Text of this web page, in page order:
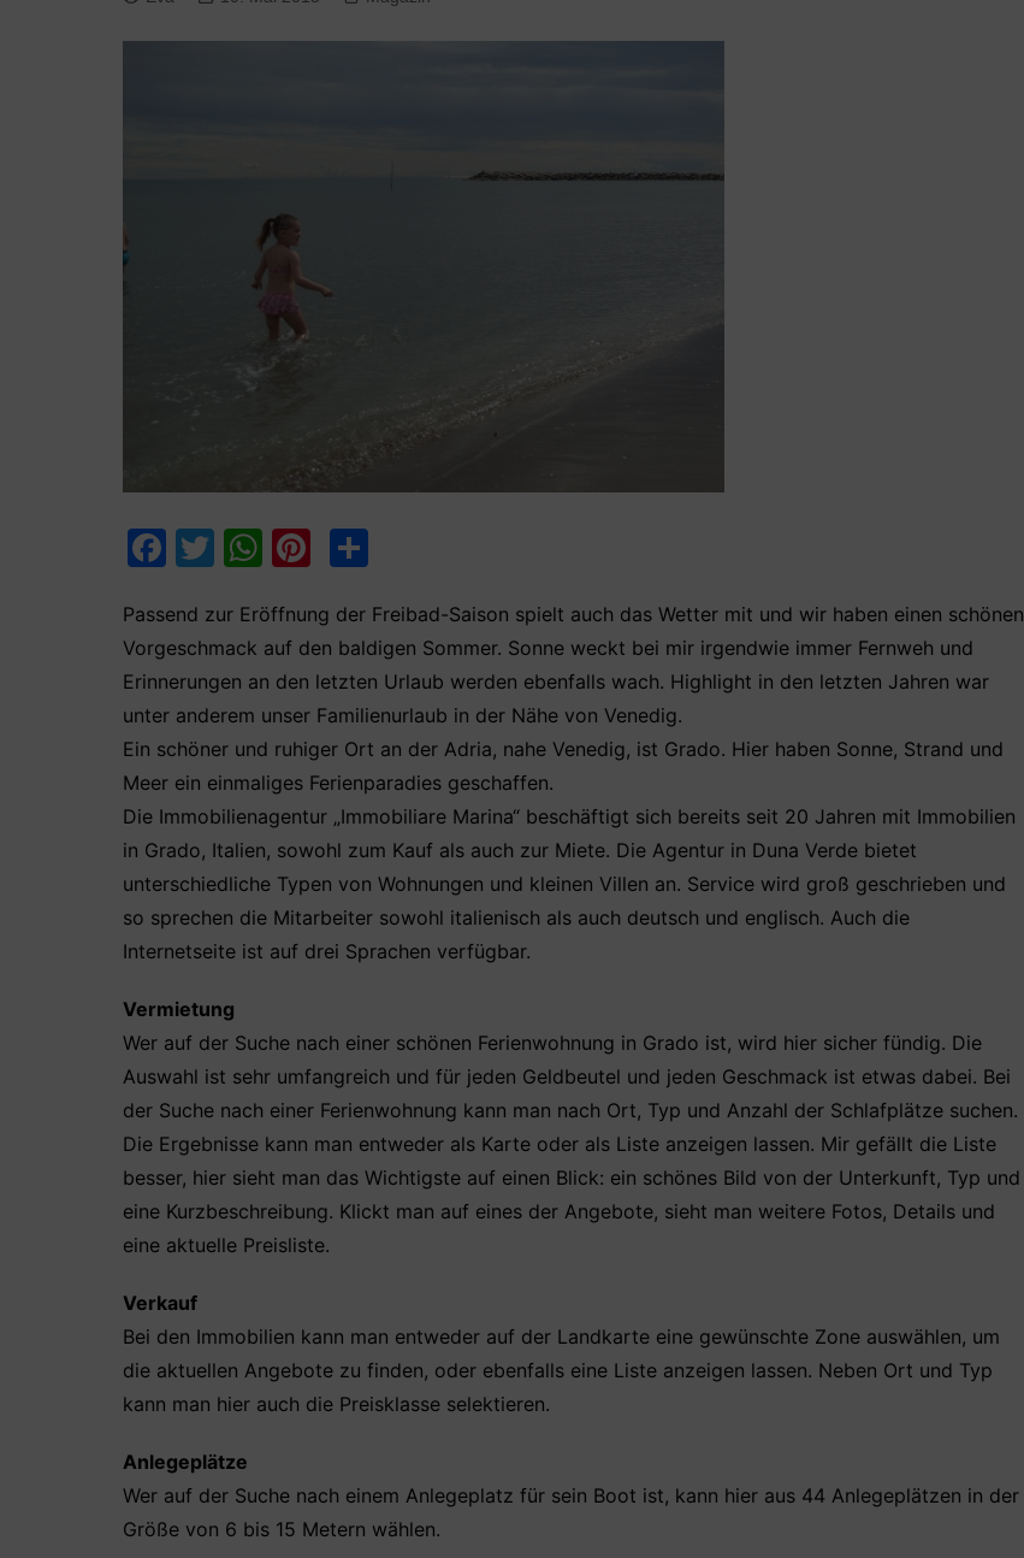
F
c
e
b
o
o
k
T
itt
er
W
at
s
A
p
p
Pi
er
e
st
le
n
Passend zur Eröffnung der Freibad-Saison spielt auch das Wetter mit und wir haben einen schönen
Vorgeschmack auf den baldigen Sommer. Sonne weckt bei mir irgendwie immer Fernweh und
Erinnerungen an den letzten Urlaub werden ebenfalls wach. Highlight in den letzten Jahren war
unter anderem unser Familienurlaub in der Nähe von Venedig.
Ein schöner und ruhiger Ort an der Adria, nahe Venedig, ist Grado. Hier haben Sonne, Strand und
Meer ein einmaliges Ferienparadies geschaffen.
Die Immobilienagentur „Immobiliare Marina“ beschäftigt sich bereits seit 20 Jahren mit Immobilien
in Grado, Italien, sowohl zum Kauf als auch zur Miete. Die Agentur in Duna Verde bietet
unterschiedliche Typen von Wohnungen und kleinen Villen an. Service wird groß geschrieben und
so sprechen die Mitarbeiter sowohl italienisch als auch deutsch und englisch. Auch die
Internetseite ist auf drei Sprachen verfügbar.
Vermietung
Wer auf der Suche nach einer schönen Ferienwohnung in Grado ist, wird hier sicher fündig. Die
Auswahl ist sehr umfangreich und für jeden Geldbeutel und jeden Geschmack ist etwas dabei. Bei
der Suche nach einer Ferienwohnung kann man nach Ort, Typ und Anzahl der Schlafplätze suchen.
Die Ergebnisse kann man entweder als Karte oder als Liste anzeigen lassen. Mir gefällt die Liste
besser, hier sieht man das Wichtigste auf einen Blick: ein schönes Bild von der Unterkunft, Typ und
eine Kurzbeschreibung. Klickt man auf eines der Angebote, sieht man weitere Fotos, Details und
eine aktuelle Preisliste.
Verkauf
Bei den Immobilien kann man entweder auf der Landkarte eine gewünschte Zone auswählen, um
die aktuellen Angebote zu finden, oder ebenfalls eine Liste anzeigen lassen. Neben Ort und Typ
kann man hier auch die Preisklasse selektieren.
Anlegeplätze
Wer auf der Suche nach einem Anlegeplatz für sein Boot ist, kann hier aus 44 Anlegeplätzen in der
Größe von 6 bis 15 Metern wählen.